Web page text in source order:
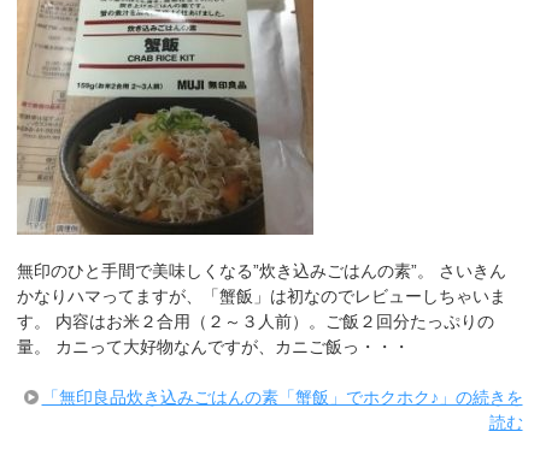
無印のひと手間で美味しくなる”炊き込みごはんの素”。 さいきん
かなりハマってますが、「蟹飯」は初なのでレビューしちゃいま
す。 内容はお米２合用（２～３人前）。ご飯２回分たっぷりの
量。 カニって大好物なんですが、カニご飯っ・・・
「無印良品炊き込みごはんの素「蟹飯」でホクホク♪」の続きを
読む